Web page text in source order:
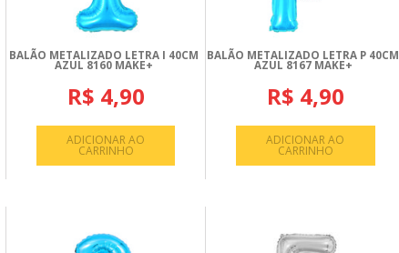
BALÃO METALIZADO LETRA I 40CM
AZUL 8160 MAKE+
R$ 4,90
ADICIONAR AO
CARRINHO
BALÃO METALIZADO LETRA P 40CM
AZUL 8167 MAKE+
R$ 4,90
ADICIONAR AO
CARRINHO